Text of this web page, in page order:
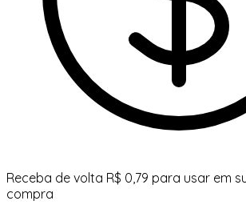
Receba de volta R$ 0,79 para usar em
compra